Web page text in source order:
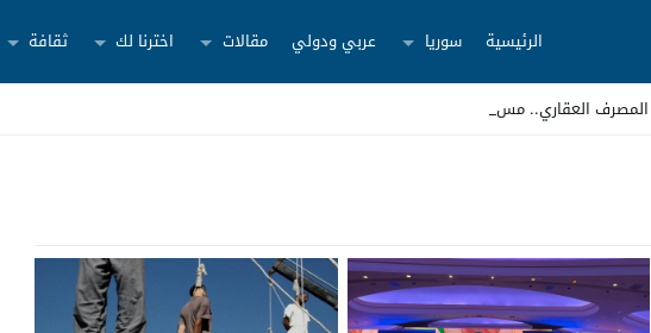
الرئيسية سوريا عربي ودولي مقالات اخترنا لك ثقافة